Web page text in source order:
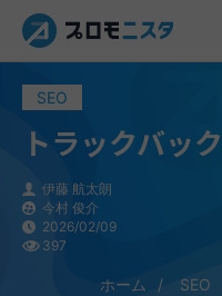
SEO
トラックバッ
伊藤 航太朗
今村 俊介
2026/02/09
397
ホーム SEO